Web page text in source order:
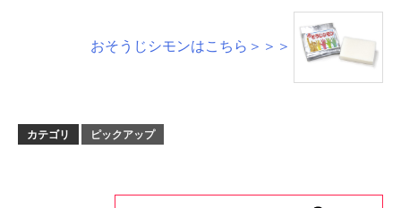
おそうじシモンはこちら＞＞＞
カテゴリ ピックアップ